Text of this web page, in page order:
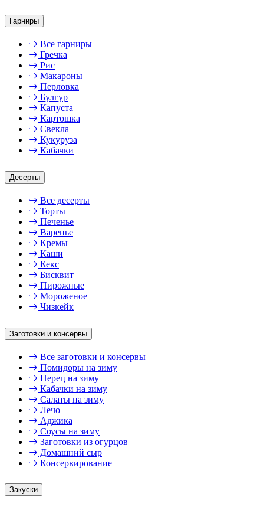
Гарниры
Все гарниры
Гречка
Рис
Макароны
Перловка
Булгур
Капуста
Картошка
Свекла
Кукуруза
Кабачки
Десерты
Все десерты
Торты
Печенье
Варенье
Кремы
Каши
Кекс
Бисквит
Пирожные
Мороженое
Чизкейк
Заготовки и консервы
Все заготовки и консервы
Помидоры на зиму
Перец на зиму
Кабачки на зиму
Салаты на зиму
Лечо
Аджика
Соусы на зиму
Заготовки из огурцов
Домашний сыр
Консервирование
Закуски